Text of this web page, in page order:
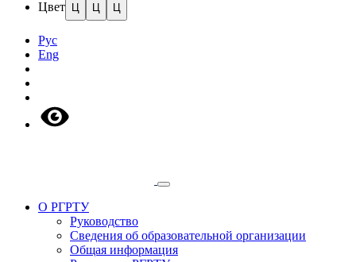
Цвет Ц Ц Ц
Рус
Eng
О РГРТУ
Руководство
Сведения об образовательной организации
Общая информация